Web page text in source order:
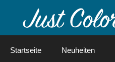
Startseite Neuheiten